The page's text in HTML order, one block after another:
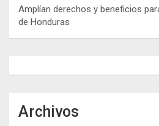
Amplían derechos y beneficios
de Honduras
Archivos